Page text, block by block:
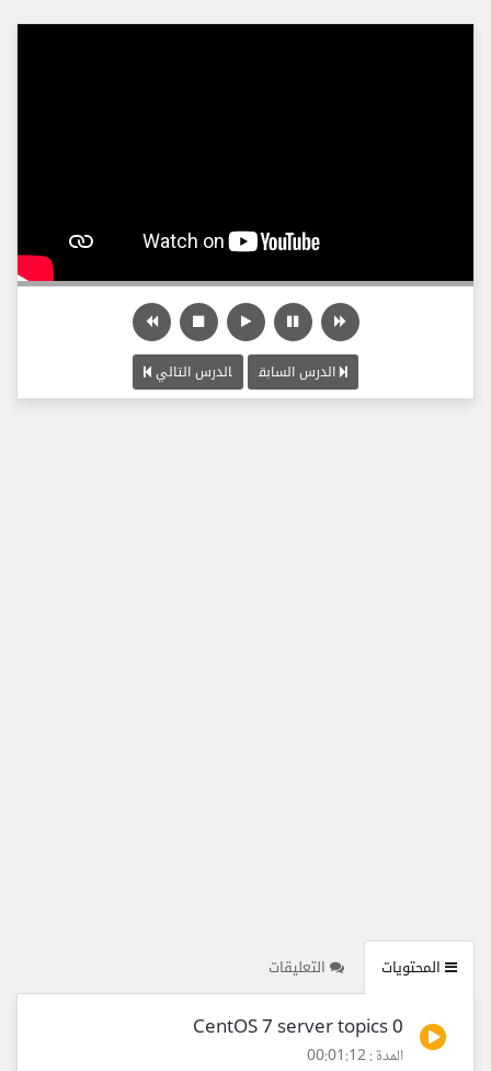
الدرس السابق الدرس التالي
المحتويات التعليقات
0 CentOS 7 server topics
المدة : 00:01:12